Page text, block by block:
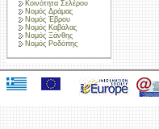
Κοινότητα Σελέρου
Νομός Δράμας
Νομός Έβρου
Νομός Καβάλας
Νομός Ξάνθης
Νομός Ροδόπης